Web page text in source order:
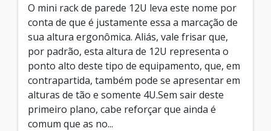
O mini rack de parede 12U leva este nome por
conta de que é justamente essa a marcação de
sua altura ergonômica. Aliás, vale frisar que,
por padrão, esta altura de 12U representa o
ponto alto deste tipo de equipamento, que, em
contrapartida, também pode se apresentar em
alturas de tão e somente 4U.Sem sair deste
primeiro plano, cabe reforçar que ainda é
comum que as no...